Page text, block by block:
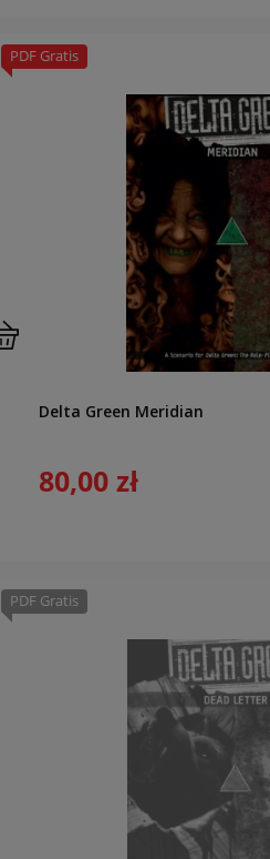
Delta Green Meridian
80,00 zł
PDF Gratis
PDF Gratis